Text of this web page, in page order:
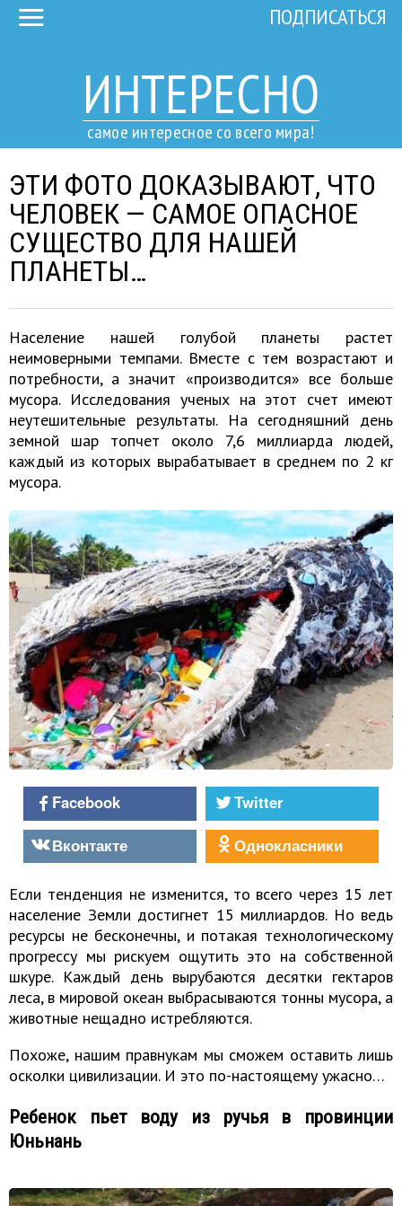
ИНТЕРЕСНО
самое интересное со всего мира!
ПОДПИСАТЬСЯ
ЭТИ ФОТО ДОКАЗЫВАЮТ, ЧТО
ЧЕЛОВЕК — САМОЕ ОПАСНОЕ
СУЩЕСТВО ДЛЯ НАШЕЙ
ПЛАНЕТЫ…
Население нашей голубой планеты растет
неимоверными темпами. Вместе с тем возрастают и
потребности, а значит «производится» все больше
мусора. Исследования ученых на этот счет имеют
неутешительные результаты. На сегодняшний день
земной шар топчет около 7,6 миллиарда людей,
каждый из которых вырабатывает в среднем по 2 кг
мусора.
Facebook
Twitter
Вконтакте
Однокласники
Если тенденция не изменится, то всего через 15 лет
население Земли достигнет 15 миллиардов. Но ведь
ресурсы не бесконечны, и потакая технологическому
прогрессу мы рискуем ощутить это на собственной
шкуре. Каждый день вырубаются десятки гектаров
леса, в мировой океан выбрасываются тонны мусора, а
животные нещадно истребляются.
Похоже, нашим правнукам мы сможем оставить лишь
осколки цивилизации. И это по-настоящему ужасно…
Ребенок пьет воду из ручья в провинции
Юньнань